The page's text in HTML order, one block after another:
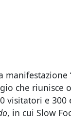
che riunisce
visitatori e 300
, in cui Slow